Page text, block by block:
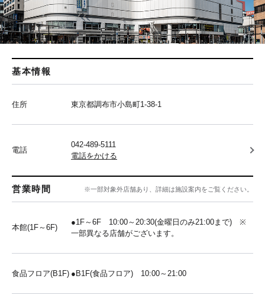
基本情報
住所 東京都調布市小島町1-38-1
電話
042-489-5111
電話をかける
営業時間 ※一部対象外店舗あり、詳細は施設案内をご覧ください。
本館(1F～6F)
●1F～6F 10:00～20:30(金曜日のみ21:00まで) ※
一部異なる店舗がございます。
食品フロア(B1F) ●B1F(食品フロア) 10:00～21:00